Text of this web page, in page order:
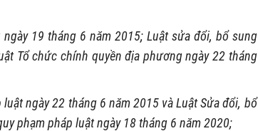
19 tháng 6 năm 2015; Luật sửa đổi, bổ sung
Tổ chức chính quyền địa phương ngày 22 tháng
ngày 22 tháng 6 năm 2015 và Luật Sửa đổi, bổ
phạm pháp luật ngày 18 tháng 6 năm 2020;